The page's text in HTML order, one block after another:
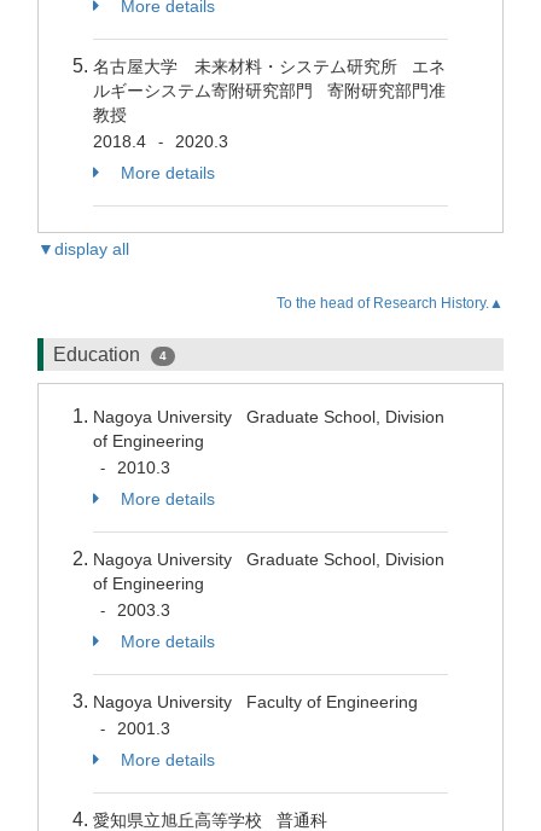
More details
名古屋大学 未来材料・システム研究所 エネ
ルギーシステム寄附研究部門 寄附研究部門准
教授
2018.4
-
2020.3
More details
▼display all
To the head of Research History.▲
Education 4
Nagoya University Graduate School, Division
of Engineering
-
2010.3
More details
Nagoya University Graduate School, Division
of Engineering
-
2003.3
More details
Nagoya University Faculty of Engineering
-
2001.3
More details
愛知県立旭丘高等学校 普通科